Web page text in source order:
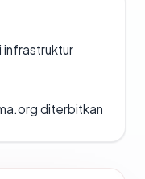
infrastruktur
diterbitkan